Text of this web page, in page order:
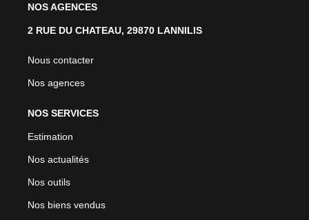
NOS AGENCES
2 RUE DU CHATEAU, 29870 LANNILIS
Nous contacter
Nos agences
NOS SERVICES
Estimation
Nos actualités
Nos outils
Nos biens vendus